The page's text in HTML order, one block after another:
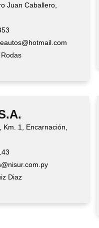
Juan Caballero,
Km. 1, Encarnación,
Diaz